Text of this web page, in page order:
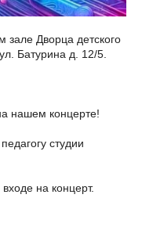
зале Дворца детского
Батурина д. 12/5.
нашем концерте!
студии
на концерт.